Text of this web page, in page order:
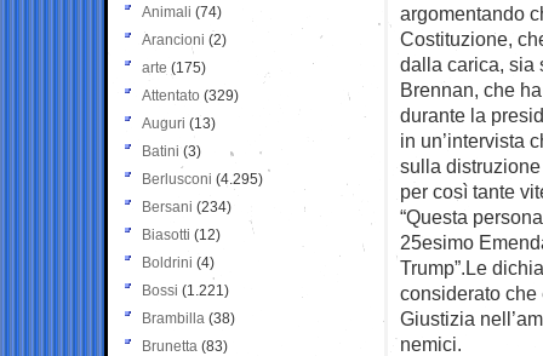
argomentando
Costituzione,
dalla carica, sia
Brennan, che
durante la
in un’intervista
sulla
per così tante
“Questa
25esimo
Trump”.Le
considerato che
Giustizia
nemici.
Animali (74)
Arancioni (2)
arte (175)
Attentato (329)
Auguri (13)
Batini (3)
Berlusconi (4.295)
Bersani (234)
Biasotti (12)
Boldrini (4)
Bossi (1.221)
Brambilla (38)
Brunetta (83)